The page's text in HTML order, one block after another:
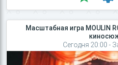
Масштабная игра MOULIN
Сегодня 20:00 -